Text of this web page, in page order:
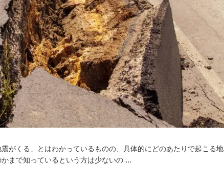
がくる」とはわかっているものの、具体的にどのあたりで起こる地
まで知っているという方は少ないの …